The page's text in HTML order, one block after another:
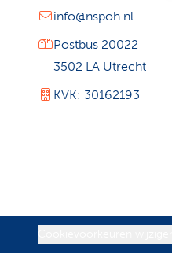
info@nspoh.nl
Postbus 20022
3502 LA Utrecht
KVK: 30162193